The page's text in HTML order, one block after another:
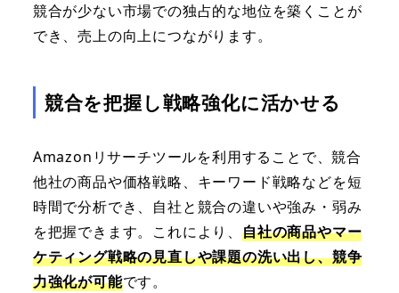
競合が少ない市場での独占的な地位を築くことが
でき、売上の向上につながります。
競合を把握し戦略強化に活かせる
Amazonリサーチツールを利用することで、競合
他社の商品や価格戦略、キーワード戦略などを短
時間で分析でき、自社と競合の違いや強み・弱み
を把握できます。これにより、 自社の商品やマー
ケティング戦略の見直しや課題の洗い出し、競争
力強化が可能です。